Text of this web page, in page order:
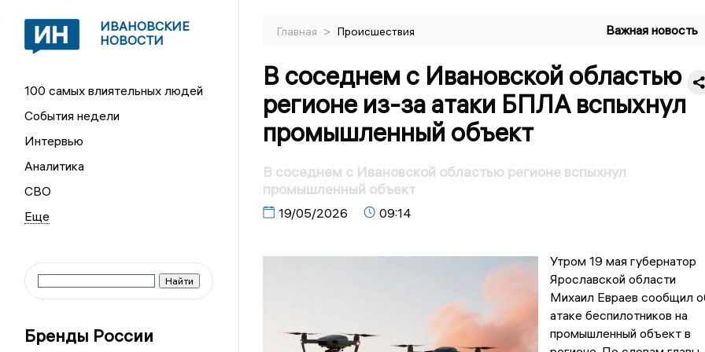
ИВАНОВСКИЕ
НОВОСТИ
100 самых влиятельных людей
События недели
Интервью
Аналитика
СВО
Бренды России
Главная > Происшествия Важная новость
В соседнем с Ивановской областью
регионе из-за атаки БПЛА вспыхнул
промышленный объект
В соседнем с Ивановской областью регионе вспыхнул
промышленный объект
19/05/2026 09:14
Утром 19 мая губернатор
Ярославской области
Михаил Евраев сообщил
атаке беспилотников на
промышленный объект в